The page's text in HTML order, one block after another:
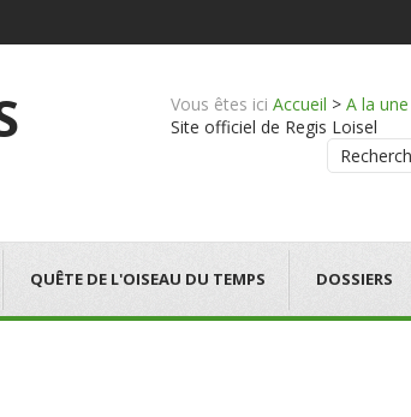
Vous êtes ici Accueil > A la une
Site officiel de Regis Loisel
QUÊTE DE L'OISEAU DU TEMPS DOSSIERS